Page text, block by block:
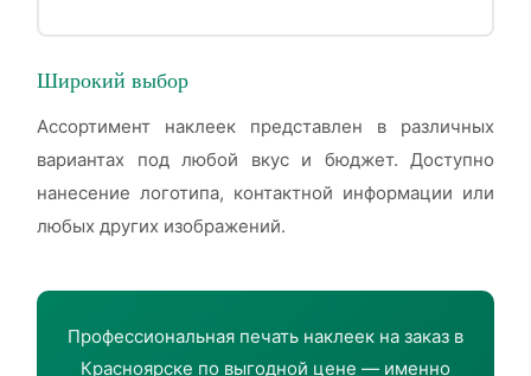
Широкий выбор
Ассортимент наклеек представлен в различных
вариантах под любой вкус и бюджет. Доступно
нанесение логотипа, контактной информации или
любых других изображений.
Профессиональная печать наклеек на заказ в
Красноярске по выгодной цене — именно